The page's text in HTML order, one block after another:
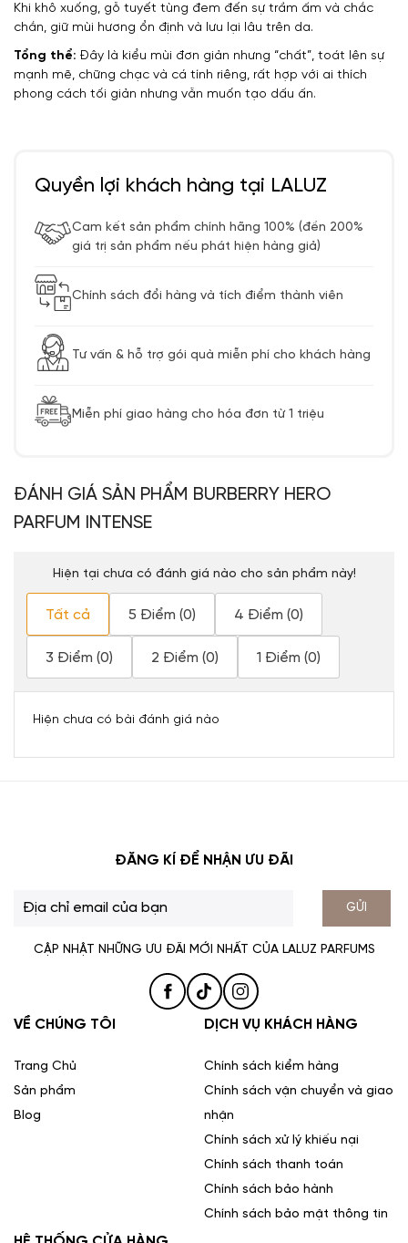
Khi khô xuống, gỗ tuyết tùng đem đến sự trầm ấm và chắc
chắn, giữ mùi hương ổn định và lưu lại lâu trên da.
Tổng thể: Đây là kiểu mùi đơn giản nhưng “chất”, toát lên sự
mạnh mẽ, chững chạc và cá tính riêng, rất hợp với ai thích
phong cách tối giản nhưng vẫn muốn tạo dấu ấn.
Quyền lợi khách hàng tại LALUZ
Cam kết sản phẩm chính hãng 100% (đền 200%
giá trị sản phẩm nếu phát hiện hàng giả)
Chính sách đổi hàng và tích điểm thành viên
Tư vấn & hỗ trợ gói quà miễn phí cho khách hàng
Miễn phí giao hàng cho hóa đơn từ 1 triệu
ĐÁNH GIÁ SẢN PHẨM BURBERRY HERO
PARFUM INTENSE
Hiện tại chưa có đánh giá nào cho sản phẩm này!
Tất cả 5 Điểm (0) 4 Điểm (0)
3 Điểm (0) 2 Điểm (0) 1 Điểm (0)
Hiện chưa có bài đánh giá nào
ĐĂNG KÍ ĐỂ NHẬN ƯU ĐÃI
GỬI
CẬP NHẬT NHỮNG ƯU ĐÃI MỚI NHẤT CỦA LALUZ PARFUMS
VỀ CHÚNG TÔI
Trang Chủ
Sản phẩm
Blog
DỊCH VỤ KHÁCH HÀNG
Chính sách kiểm hàng
Chính sách vận chuyển và giao
nhận
Chính sách xử lý khiếu nại
Chính sách thanh toán
Chính sách bảo hành
Chính sách bảo mật thông tin